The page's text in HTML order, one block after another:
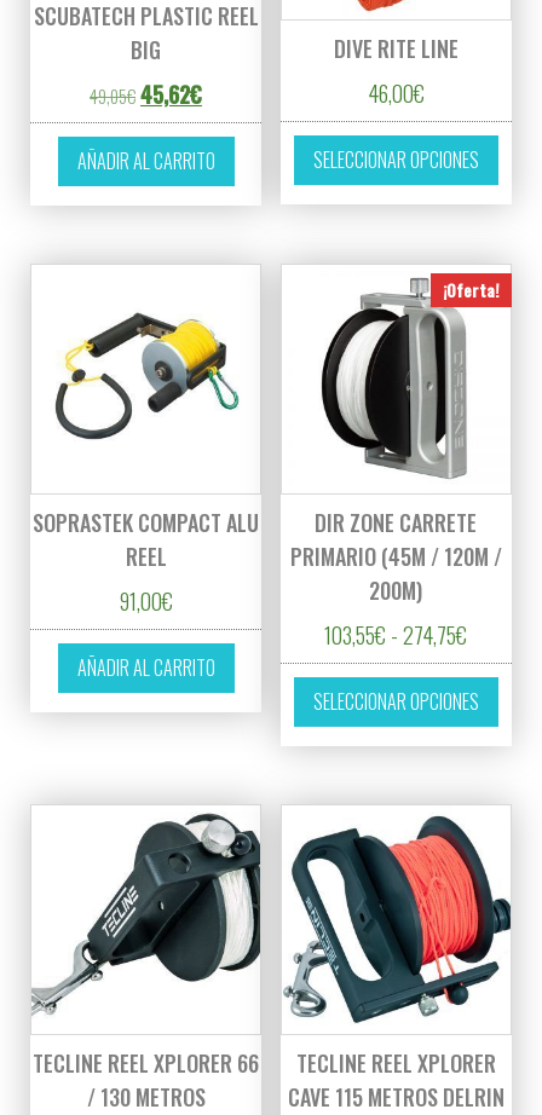
SCUBATECH PLASTIC REEL
BIG
49,05€El precio original era: 49,05€.
45,62€El precio actual es: 45,62€.
AÑADIR AL CARRITO
DIVE RITE LINE
46,00€
SELECCIONAR OPCIONES
Este
SOPRASTEK COMPACT ALU
REEL
91,00€
AÑADIR AL CARRITO
¡Oferta!
DIR ZONE CARRETE
PRIMARIO (45M / 120M /
200M)
103,55€ - 274,75€
SELECCIONAR OPCIONES
Este
TECLINE REEL XPLORER 66
/ 130 METROS
TECLINE REEL XPLORER
CAVE 115 METROS DELRIN